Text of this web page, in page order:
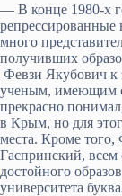
— В конце 1980-х
репрессированные
много
получивших
Февзи Якубович к
ученым, имеющим
прекрасно
в Крым, но для
места. Кроме
Гаспринский, всем
достойного
университета